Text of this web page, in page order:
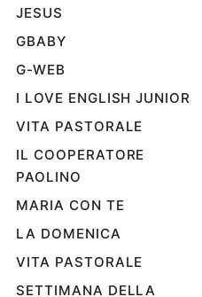
JESUS
GBABY
G-WEB
I LOVE ENGLISH JUNIOR
VITA PASTORALE
IL COOPERATORE
PAOLINO
MARIA CON TE
LA DOMENICA
VITA PASTORALE
SETTIMANA DELLA